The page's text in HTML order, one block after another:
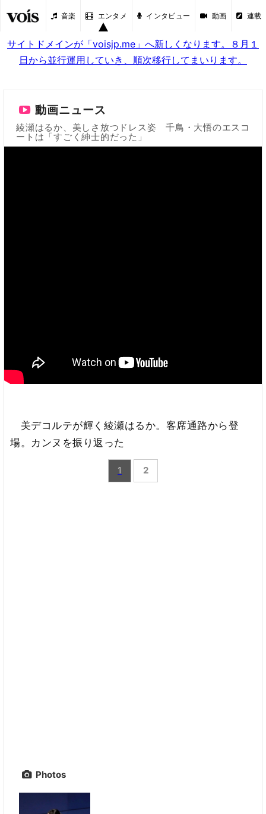
音楽 エンタメ インタビュー 動画 連載
サイトドメインが「voisjp.me」へ新しくなります。８月１
日から並行運用していき、順次移行してまいります。
動画ニュース
綾瀬はるか、美しさ放つドレス姿 千鳥・大悟のエスコ
ートは「すごく紳士的だった」
美デコルテが輝く綾瀬はるか。客席通路から登
場。カンヌを振り返った
1 2
Photos